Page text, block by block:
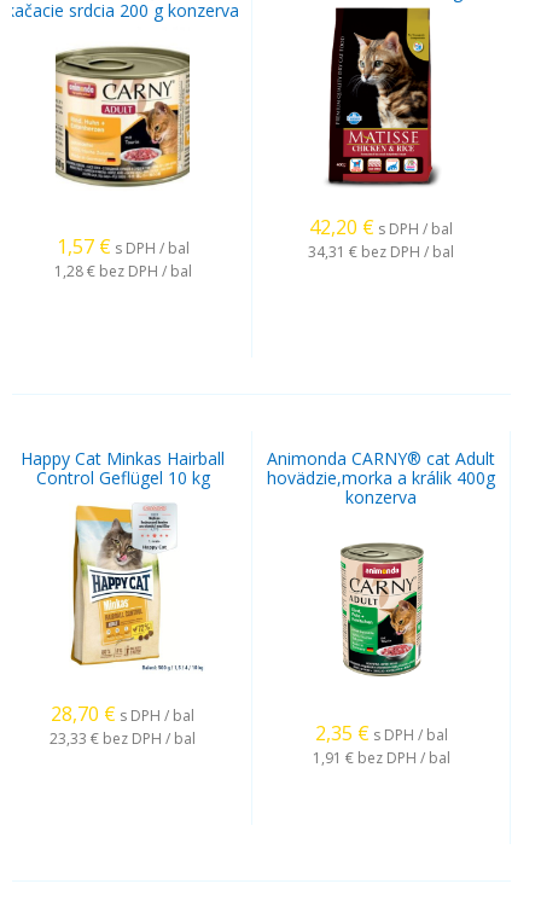
kačacie srdcia 200 g konzerva
1,57 € s DPH / bal
1,28 € bez DPH / bal
42,20 € s DPH / bal
34,31 € bez DPH / bal
Happy Cat Minkas Hairball
Control Geflügel 10 kg
28,70 € s DPH / bal
23,33 € bez DPH / bal
Animonda CARNY® cat Adult
hovädzie,morka a králik 400g
konzerva
2,35 € s DPH / bal
1,91 € bez DPH / bal